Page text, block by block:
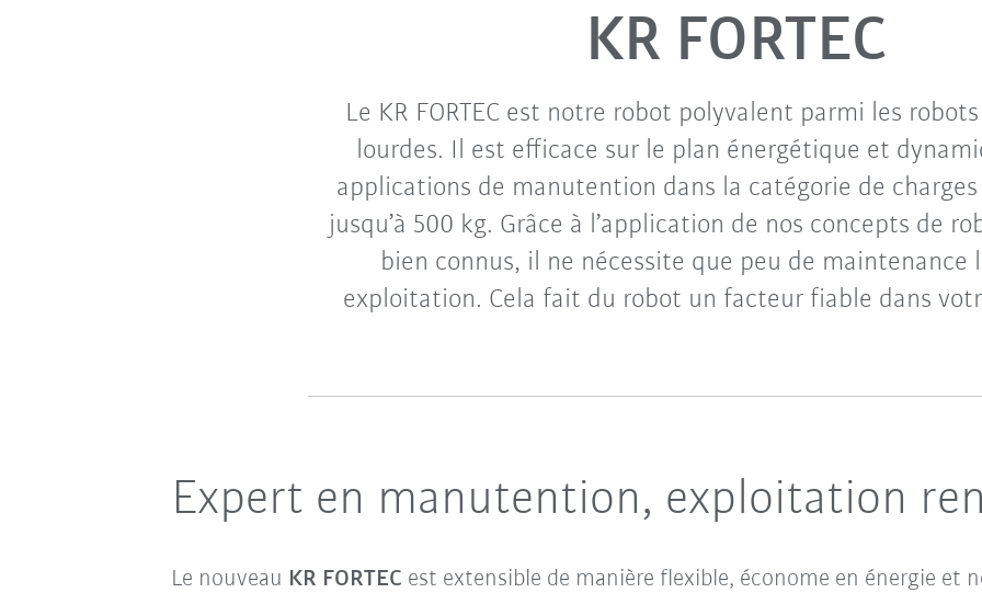
KR FORTEC
Le KR FORTEC est notre robot polyvalent parmi les
lourdes. Il est efficace sur le plan énergétique et
applications de manutention dans la catégorie de
jusqu’à 500 kg. Grâce à l’application de nos concepts de
bien connus, il ne nécessite que peu de maintenance
exploitation. Cela fait du robot un facteur fiable dans
Expert en manutention, exploitation
Le nouveau KR FORTEC est extensible de manière flexible, économe en énergie et